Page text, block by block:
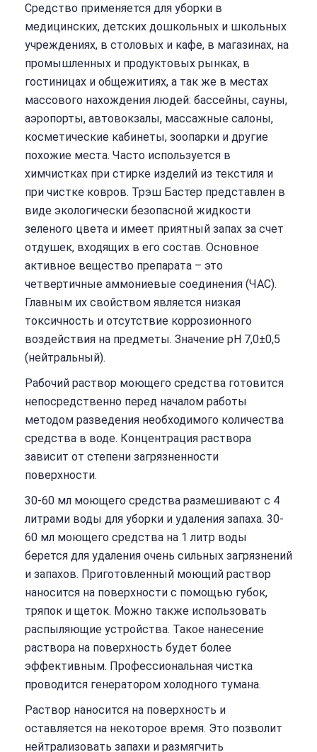
Средство применяется для уборки в
медицинских, детских дошкольных и школьных
учреждениях, в столовых и кафе, в магазинах, на
промышленных и продуктовых рынках, в
гостиницах и общежитиях, а так же в местах
массового нахождения людей: бассейны, сауны,
аэропорты, автовокзалы, массажные салоны,
косметические кабинеты, зоопарки и другие
похожие места. Часто используется в
химчистках при стирке изделий из текстиля и
при чистке ковров. Трэш Бастер представлен в
виде экологически безопасной жидкости
зеленого цвета и имеет приятный запах за счет
отдушек, входящих в его состав. Основное
активное вещество препарата – это
четвертичные аммониевые соединения (ЧАС).
Главным их свойством является низкая
токсичность и отсутствие коррозионного
воздействия на предметы. Значение рН 7,0±0,5
(нейтральный).
Рабочий раствор моющего средства готовится
непосредственно перед началом работы
методом разведения необходимого количества
средства в воде. Концентрация раствора
зависит от степени загрязненности
поверхности.
30-60 мл моющего средства размешивают с 4
литрами воды для уборки и удаления запаха. 30-
60 мл моющего средства на 1 литр воды
берется для удаления очень сильных загрязнений
и запахов. Приготовленный моющий раствор
наносится на поверхности с помощью губок,
тряпок и щеток. Можно также использовать
распыляющие устройства. Такое нанесение
раствора на поверхность будет более
эффективным. Профессиональная чистка
проводится генератором холодного тумана.
Раствор наносится на поверхность и
оставляется на некоторое время. Это позволит
нейтрализовать запахи и размягчить